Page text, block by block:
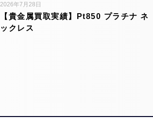
【貴金属買取実績】Pt850 プラチナ ネ
ックレス
2026年7月28日